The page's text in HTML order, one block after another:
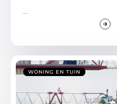
...
WONING EN TUIN